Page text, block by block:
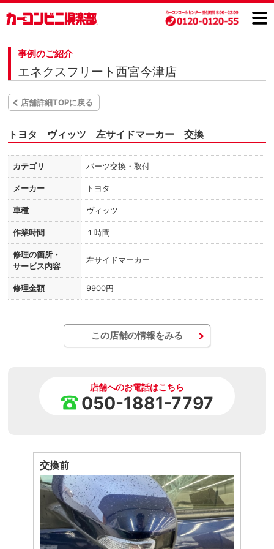
事例のご紹介
エネクスフリート西宮今津店
店舗詳細TOPに戻る
トヨタ ヴィッツ 左サイドマーカー 交換
カテゴリ パーツ交換・取付
メーカー トヨタ
車種 ヴィッツ
作業時間 １時間
修理の箇所・
サービス内容
左サイドマーカー
修理金額 9900円
この店舗の情報をみる
店舗へのお電話はこちら
050-1881-7797
交換前